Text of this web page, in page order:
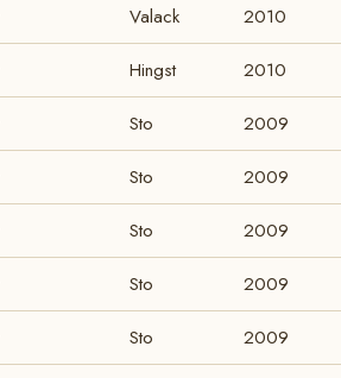
Valack 2010
Hingst 2010
Sto 2009
Sto 2009
Sto 2009
Sto 2009
Sto 2009